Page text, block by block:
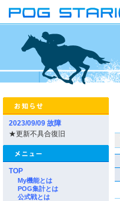
2023/09/09 故障
★更新不具合復旧
TOP
My機能とは
POG集計とは
公式戦とは